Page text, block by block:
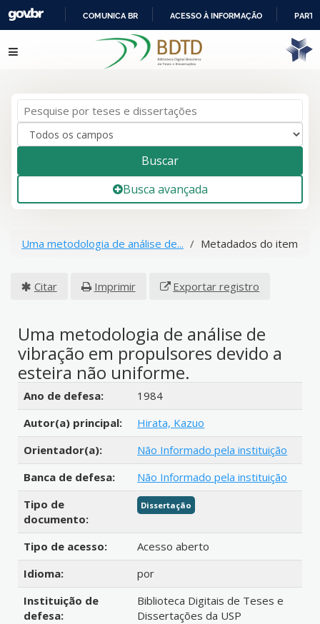
IR
PARA
COMUNICA BR ACESSO À INFORMAÇÃO
Pular para o conteúdo
Buscar
Busca avançada
Uma metodologia de análise de... Metadados do item
Citar Imprimir Exportar registro
Uma metodologia de análise de
vibração em propulsores devido a
esteira não uniforme.
Detalhes bibliográficos
Ano de defesa:
1984
Autor(a) principal:
Hirata, Kazuo
Orientador(a):
Não Informado pela instituição
Banca de defesa:
Não Informado pela instituição
Tipo de
documento:
Dissertação
Tipo de acesso:
Acesso aberto
Idioma:
por
Instituição de
defesa:
Biblioteca Digitais de Teses e
Dissertações da USP